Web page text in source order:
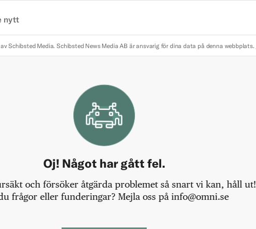
nytt
Schibsted Media. Schibsted News Media AB är ansvarig för dina data på denna webbplats.
Oj! Något har gått fel.
och försöker åtgärda problemet så snart vi kan, håll ut!
frågor eller funderingar? Mejla oss på info@omni.se